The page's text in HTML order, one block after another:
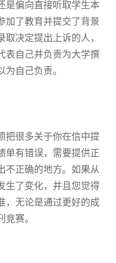
是偏向直接听取学生本
加了教育并提交了背景
决定提出上诉的人，
表自己并负责为大学撰
自己负责。
把很多关于你在信中提
单有错误，需要提供正
不正确的地方。如果从
生了变化，并且您觉得
，无论是通过更好的成
赛。